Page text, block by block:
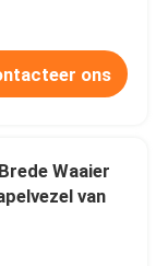
ons
Waaier
van